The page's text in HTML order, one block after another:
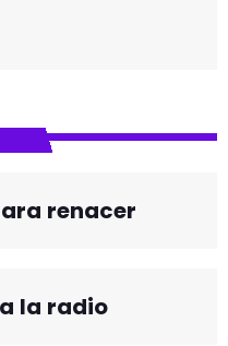
renacer
la radio